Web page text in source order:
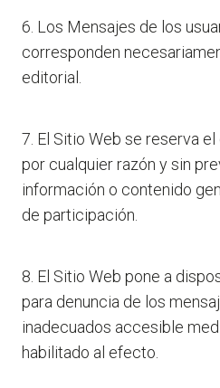
6. Los Mensajes de los
corresponden
editorial.
7. El Sitio Web se reserva
por cualquier razón y sin
información o contenido
de participación.
8. El Sitio Web pone a
para denuncia de los
inadecuados accesible
habilitado al efecto.